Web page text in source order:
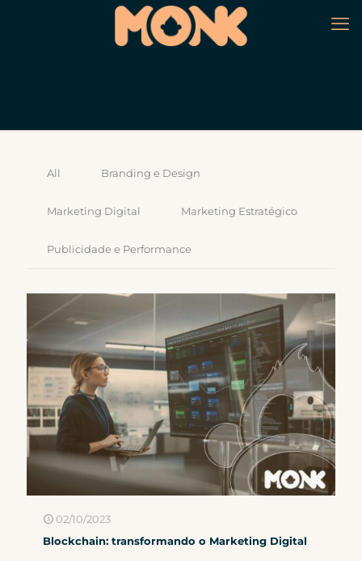
All Branding e Design
Marketing Digital Marketing Estratégico
Publicidade e Performance
02/10/2023
Blockchain: transformando o Marketing Digital